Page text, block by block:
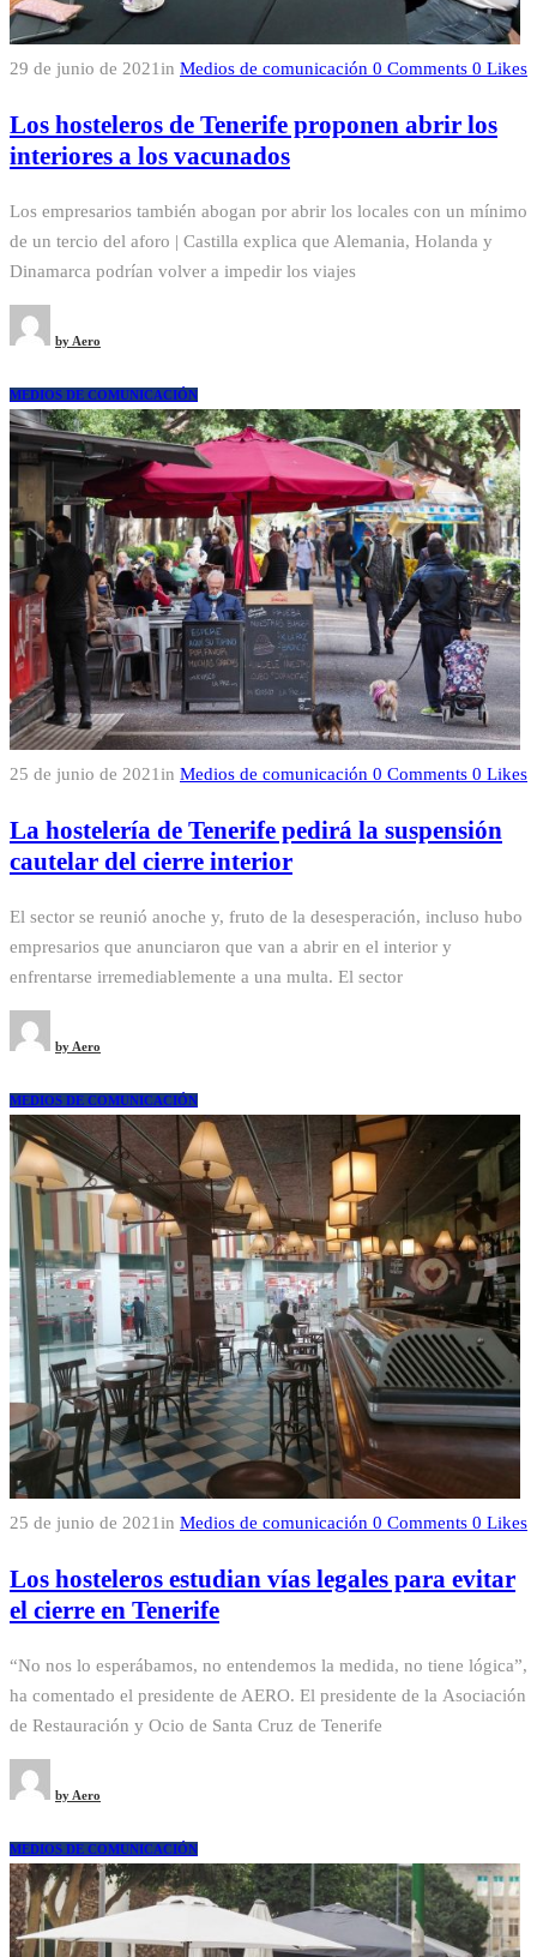
29 de junio de 2021 in Medios de comunicación 0 Comments 0 Likes
Los hosteleros de Tenerife proponen abrir los
interiores a los vacunados
Los empresarios también abogan por abrir los locales con un mínimo
de un tercio del aforo | Castilla explica que Alemania, Holanda y
Dinamarca podrían volver a impedir los viajes
by Aero
MEDIOS DE COMUNICACIÓN
25 de junio de 2021 in Medios de comunicación 0 Comments 0 Likes
La hostelería de Tenerife pedirá la suspensión
cautelar del cierre interior
El sector se reunió anoche y, fruto de la desesperación, incluso hubo
empresarios que anunciaron que van a abrir en el interior y
enfrentarse irremediablemente a una multa. El sector
by Aero
MEDIOS DE COMUNICACIÓN
25 de junio de 2021 in Medios de comunicación 0 Comments 0 Likes
Los hosteleros estudian vías legales para evitar
el cierre en Tenerife
“No nos lo esperábamos, no entendemos la medida, no tiene lógica”,
ha comentado el presidente de AERO. El presidente de la Asociación
de Restauración y Ocio de Santa Cruz de Tenerife
by Aero
MEDIOS DE COMUNICACIÓN